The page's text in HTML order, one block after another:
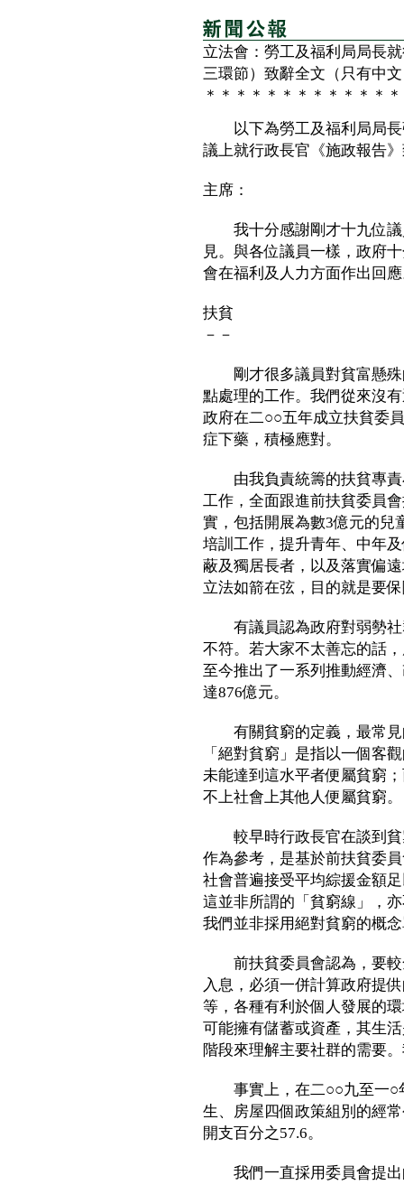
立法會：勞工及福利局局長
三環節）致辭全文（只有中
＊＊＊＊＊＊＊＊＊＊＊＊
以下為勞工及福利局局長
議上就行政長官《施政報告
主席：
我十分感謝剛才十九位議
見。與各位議員一樣，政府
會在福利及人力方面作出回
扶貧
－－
剛才很多議員對貧富懸殊
點處理的工作。我們從來沒
政府在二○○五年成立扶貧委
症下藥，積極應對。
由我負責統籌的扶貧專責
工作，全面跟進前扶貧委員
實，包括開展為數3億元的兒
培訓工作，提升青年、中年
蔽及獨居長者，以及落實偏
立法如箭在弦，目的就是要
有議員認為政府對弱勢社
不符。若大家不太善忘的話
至今推出了一系列推動經濟
達876億元。
有關貧窮的定義，最常見
「絕對貧窮」是指以一個客
未能達到這水平者便屬貧窮
不上社會上其他人便屬貧窮。
較早時行政長官在談到貧
作為參考，是基於前扶貧委
社會普遍接受平均綜援金額
這並非所謂的「貧窮線」，
我們並非採用絕對貧窮的概
前扶貧委員會認為，要較
入息，必須一併計算政府提
等，各種有利於個人發展的
可能擁有儲蓄或資產，其生
階段來理解主要社群的需要
事實上，在二○○九至一○
生、房屋四個政策組別的經
開支百分之57.6。
我們一直採用委員會提出